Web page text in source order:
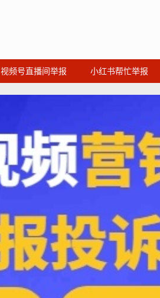
视频号直播间举报 小红书帮忙举报